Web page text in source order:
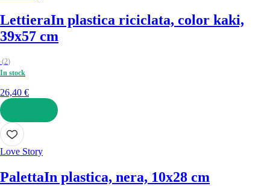
LettieraIn plastica riciclata, color kaki,
39x57 cm
(2)
In stock
26,40 €
AGGIUNGI
Love Story
PalettaIn plastica, nera, 10x28 cm